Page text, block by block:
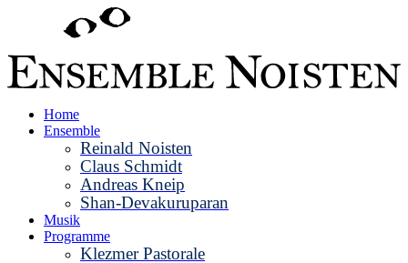
Home
Ensemble
Reinald Noisten
Claus Schmidt
Andreas Kneip
Shan-Devakuruparan
Musik
Programme
Klezmer Pastorale